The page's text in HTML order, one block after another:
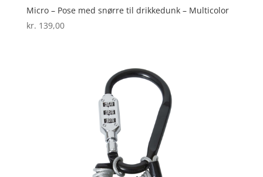
Micro – Pose med snørre til drikkedunk – Multicolor
kr. 139,00